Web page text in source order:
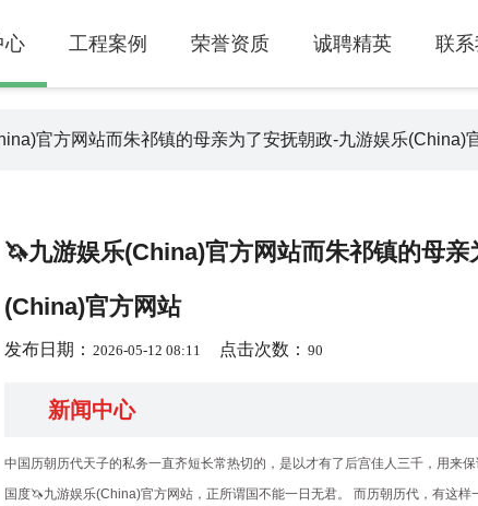
心 工程案例 荣誉资质 诚聘精英 联系
官方网站而朱祁镇的母亲为了安抚朝政-九游娱乐(China)
🦄九游娱乐(China)官方网站而朱祁镇的母
(China)官方网站
发布日期： 2026-05-12 08:11 点击次数： 90
新闻中心
中国历朝历代天子的私务一直齐短长常热切的，是以才有了后宫佳人三千，用来
国度🦄九游娱乐(China)官方网站，正所谓国不能一日无君。 而历朝历代，有这